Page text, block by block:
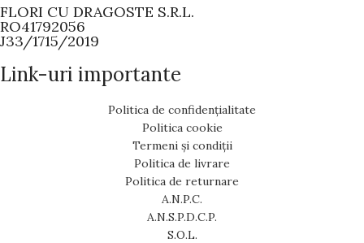
FLORI CU DRAGOSTE S.R.L.
RO41792056
J33/1715/2019
Link-uri importante
Politica de confidențialitate
Politica cookie
Termeni și condiții
Politica de livrare
Politica de returnare
A.N.P.C.
A.N.S.P.D.C.P.
S.O.L.